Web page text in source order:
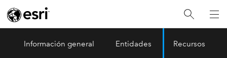
ArcGIS Pro Menu
Información general Entidades Recursos